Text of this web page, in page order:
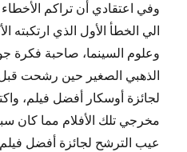
وفي اعتقادي أن تراكم الأخطاء
الي الخطأ الأول الذي ارتكبته
وعلوم السينما، صاحبة فكرة
الذهبي الصغير حين رشحت
لجائزة أوسكار أفضل فيلم،
مخرجي تلك الأفلام مما كان
عيب الترشح لجائزة أفضل